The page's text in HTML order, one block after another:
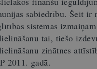
sabiedrību. Šeit ir
sistēmas
tai, tiešo
zinātnes
2011. gadā.